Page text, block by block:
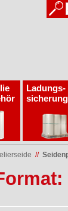
Ladungs­
sicherung
//